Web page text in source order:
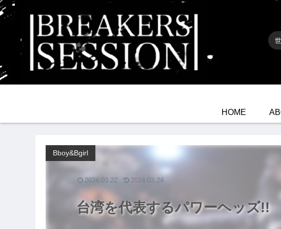
HOME
台湾を代表するパワーヘッズ
Bboy&Bgirl
2024.03.22 2024.03.24